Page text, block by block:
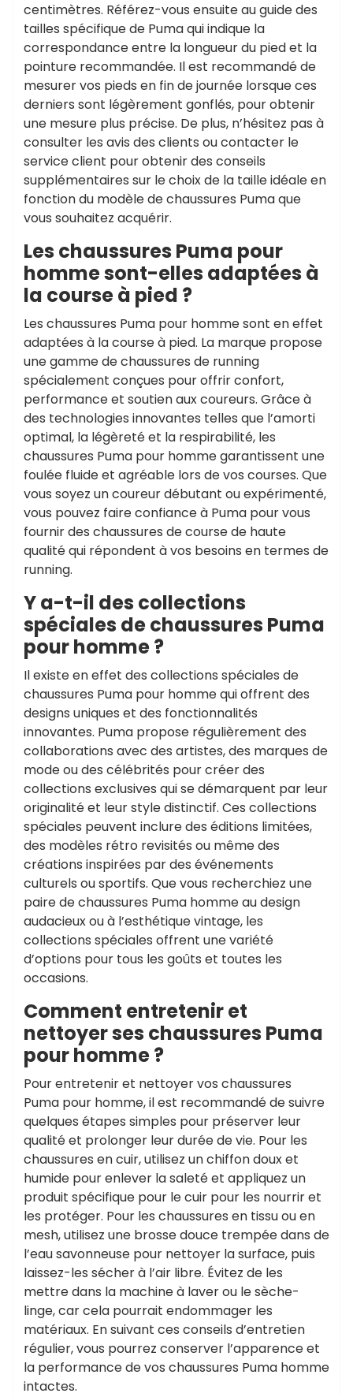
centimètres. Référez-vous ensuite au guide des
tailles spécifique de Puma qui indique la
correspondance entre la longueur du pied et la
pointure recommandée. Il est recommandé de
mesurer vos pieds en fin de journée lorsque ces
derniers sont légèrement gonflés, pour obtenir
une mesure plus précise. De plus, n’hésitez pas à
consulter les avis des clients ou contacter le
service client pour obtenir des conseils
supplémentaires sur le choix de la taille idéale en
fonction du modèle de chaussures Puma que
vous souhaitez acquérir.
Les chaussures Puma pour
homme sont-elles adaptées à
la course à pied ?
Les chaussures Puma pour homme sont en effet
adaptées à la course à pied. La marque propose
une gamme de chaussures de running
spécialement conçues pour offrir confort,
performance et soutien aux coureurs. Grâce à
des technologies innovantes telles que l’amorti
optimal, la légèreté et la respirabilité, les
chaussures Puma pour homme garantissent une
foulée fluide et agréable lors de vos courses. Que
vous soyez un coureur débutant ou expérimenté,
vous pouvez faire confiance à Puma pour vous
fournir des chaussures de course de haute
qualité qui répondent à vos besoins en termes de
running.
Y a-t-il des collections
spéciales de chaussures Puma
pour homme ?
Il existe en effet des collections spéciales de
chaussures Puma pour homme qui offrent des
designs uniques et des fonctionnalités
innovantes. Puma propose régulièrement des
collaborations avec des artistes, des marques de
mode ou des célébrités pour créer des
collections exclusives qui se démarquent par leur
originalité et leur style distinctif. Ces collections
spéciales peuvent inclure des éditions limitées,
des modèles rétro revisités ou même des
créations inspirées par des événements
culturels ou sportifs. Que vous recherchiez une
paire de chaussures Puma homme au design
audacieux ou à l’esthétique vintage, les
collections spéciales offrent une variété
d’options pour tous les goûts et toutes les
occasions.
Comment entretenir et
nettoyer ses chaussures Puma
pour homme ?
Pour entretenir et nettoyer vos chaussures
Puma pour homme, il est recommandé de suivre
quelques étapes simples pour préserver leur
qualité et prolonger leur durée de vie. Pour les
chaussures en cuir, utilisez un chiffon doux et
humide pour enlever la saleté et appliquez un
produit spécifique pour le cuir pour les nourrir et
les protéger. Pour les chaussures en tissu ou en
mesh, utilisez une brosse douce trempée dans de
l’eau savonneuse pour nettoyer la surface, puis
laissez-les sécher à l’air libre. Évitez de les
mettre dans la machine à laver ou le sèche-
linge, car cela pourrait endommager les
matériaux. En suivant ces conseils d’entretien
régulier, vous pourrez conserver l’apparence et
la performance de vos chaussures Puma homme
intactes.